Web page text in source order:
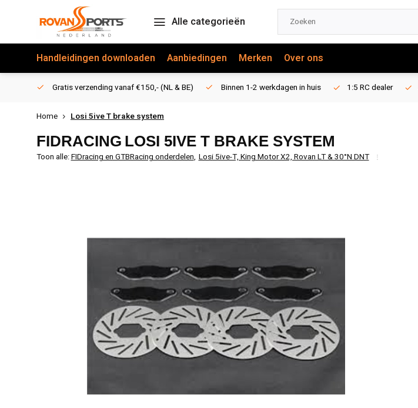
Alle categorieën
Handleidingen downloaden Aanbiedingen Merken Over ons
Gratis verzending vanaf €150,- (NL & BE) Binnen 1-2 werkdagen in huis 1:5 RC dealer
Home Losi 5ive T brake system
FIDRACING LOSI 5IVE T BRAKE SYSTEM
Toon alle:FIDracing en GTBRacing onderdelen, Losi 5ive-T, King Motor X2, Rovan LT & 30°N DNT